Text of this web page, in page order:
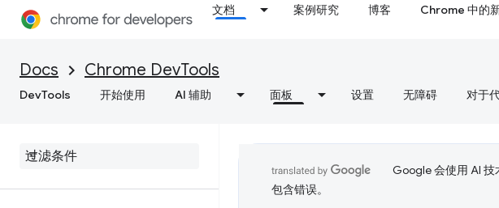
文档 案例研究 博客 Chrome 中的
Docs Chrome DevTools
DevTools 开始使用 AI 辅助 面板 设置 无障碍 对于
Google 会使用 AI
包含错误。